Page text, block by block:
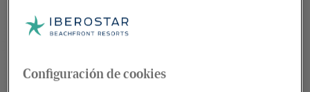
Configuración de cookies